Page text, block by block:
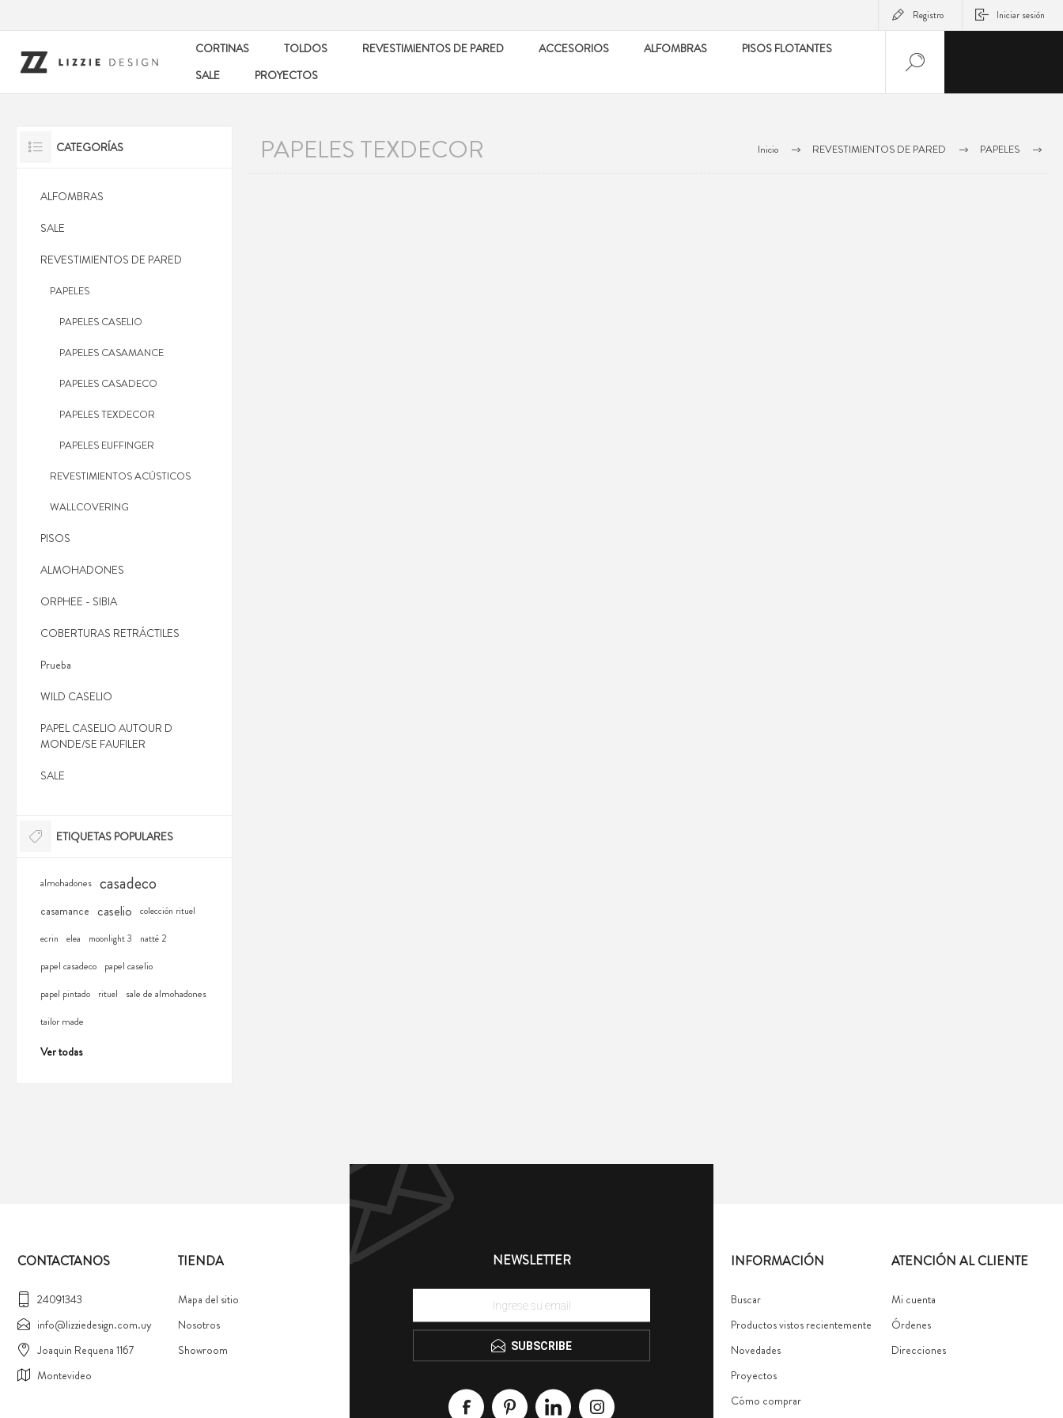
Registro Iniciar sesión
CORTINAS TOLDOS REVESTIMIENTOS DE PARED ACCESORIOS ALFOMBRAS
PISOS FLOTANTES
SALE
PROYECTOS
Inicio REVESTIMIENTOS DE PARED
PAPELES
PAPELES TEXDECOR
CATEGORÍAS
ALFOMBRAS
SALE
REVESTIMIENTOS DE PARED
PAPELES
PAPELES CASELIO
PAPELES CASAMANCE
PAPELES CASADECO
PAPELES TEXDECOR
PAPELES EIJFFINGER
REVESTIMIENTOS ACÚSTICOS
WALLCOVERING
PISOS
ALMOHADONES
ORPHEE - SIBIA
COBERTURAS RETRÁCTILES
Prueba
WILD CASELIO
PAPEL CASELIO AUTOUR D
MONDE/SE FAUFILER
SALE
ETIQUETAS POPULARES
almohadones casadeco
casamance caselio colección rituel
ecrin elea moonlight 3 natté 2
papel casadeco papel caselio
papel pintado rituel
sale de almohadones
tailor made
Ver todas
NEWSLETTER
SUBSCRIBE
CONTACTANOS
24091343
info@lizziedesign.com.uy
Joaquin Requena 1167
Montevideo
TIENDA
Mapa del sitio
Nosotros
Showroom
INFORMACIÓN
Buscar
Productos vistos recientemente
Novedades
Proyectos
Cómo comprar
ATENCIÓN AL CLIENTE
Mi cuenta
Órdenes
Direcciones